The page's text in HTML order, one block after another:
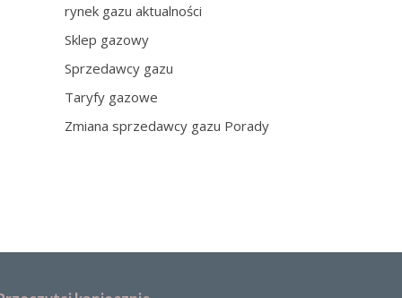
rynek gazu aktualności
Sklep gazowy
Sprzedawcy gazu
Taryfy gazowe
Zmiana sprzedawcy gazu Porady